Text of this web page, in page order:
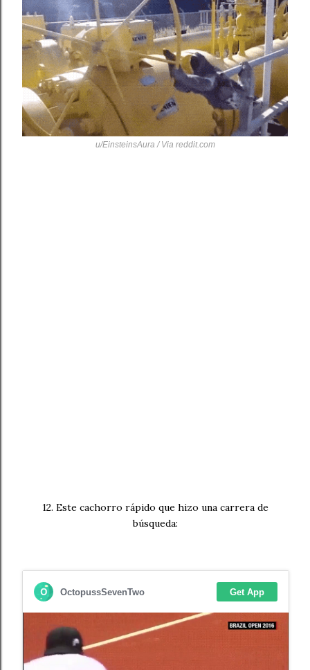
u/EinsteinsAura / Via reddit.com
12. Este cachorro rápido que hizo una carrera de
búsqueda: